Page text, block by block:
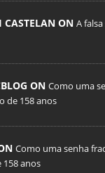
CASTELAN ON A
ON Como uma
de 158 anos
Como uma senha
158 anos